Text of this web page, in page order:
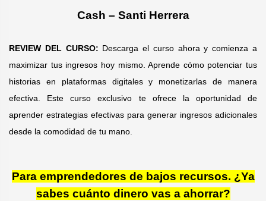
Cash – Santi Herrera
REVIEW DEL CURSO: Descarga el curso ahora y comienza a
maximizar tus ingresos hoy mismo. Aprende cómo potenciar tus
historias en plataformas digitales y monetizarlas de manera
efectiva. Este curso exclusivo te ofrece la oportunidad de
aprender estrategias efectivas para generar ingresos adicionales
desde la comodidad de tu mano.
Para emprendedores de bajos recursos. ¿Ya
sabes cuánto dinero vas a ahorrar?